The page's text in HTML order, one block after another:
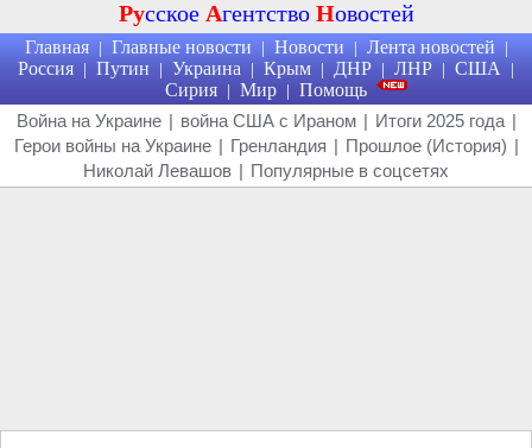
Русское Агентство Новостей
Главная | Главные новости | Новости | Лента новостей |
Россия | Путин | Украина | Крым | ДНР | ЛНР | США |
Сирия | Мир | Помощь
Война на Украине | война США с Ираном | Итоги 2025 года |
Герои войны на Украине | Гренландия | Прошлое (История) |
Николай Левашов | Популярные в соцсетях